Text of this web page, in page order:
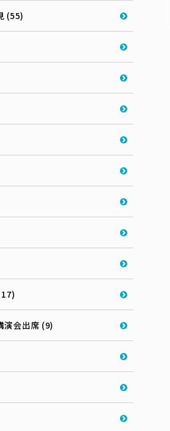
(55)
演会出席 (9)